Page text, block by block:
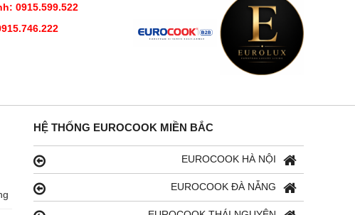
0915.599.522
HỆ THỐNG EUROCOOK MIỀN BẮC
EUROCOOK HÀ NỘI
EUROCOOK ĐÀ NẴNG